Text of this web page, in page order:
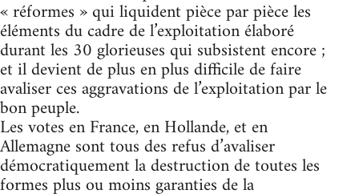
« réformes » qui liquident pièce par pièce les
éléments du cadre de l’exploitation élaboré
durant les 30 glorieuses qui subsistent encore ;
et il devient de plus en plus difficile de faire
avaliser ces aggravations de l’exploitation par le
bon peuple.
Les votes en France, en Hollande, et en
Allemagne sont tous des refus d’avaliser
démocratiquement la destruction de toutes les
formes plus ou moins garanties de la